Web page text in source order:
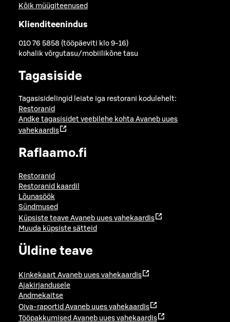
Kõik müügiteenused
Klienditeenindus
010 76 5858 (tööpäeviti klo 9-16)
kohalik võrgutasu/mobiilikõne tasu
Tagasiside
Tagasisidelingid leiate iga restorani kodulehelt:
Restoranid
Andke tagasisidet veebilehe kohta Avaneb uues
vahekaardis
Raflaamo.fi
Restoranid
Restoranid kaardil
Lõunasöök
Sündmused
Küpsiste teave Avaneb uues vahekaardis
Muuda küpsiste sätteid
Üldine teave
Kinkekaart Avaneb uues vahekaardis
Ajakirjandusele
Andmekaitse
Oiva-raportid Avaneb uues vahekaardis
Tööpakkumised Avaneb uues vahekaardis